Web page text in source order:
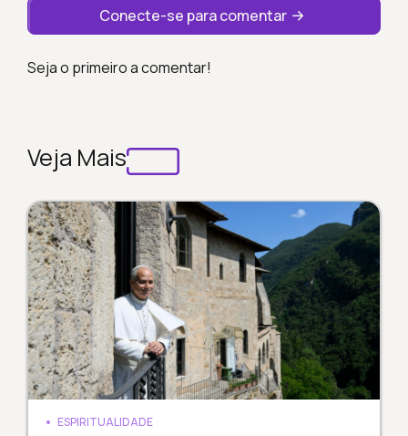
Conecte-se para comentar
Seja o primeiro a comentar!
Veja Mais
ESPIRITUALIDADE